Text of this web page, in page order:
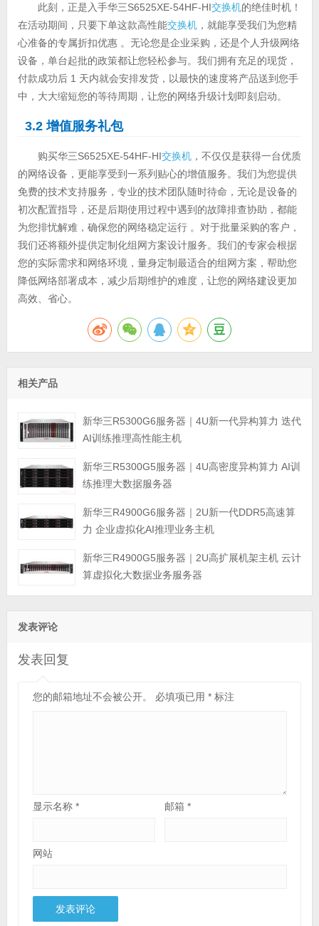
此刻，正是入手华三S6525XE-54HF-HI交换机的绝佳时机！
在活动期间，只要下单这款高性能交换机，就能享受我们为您精
心准备的专属折扣优惠 。无论您是企业采购，还是个人升级网络
设备，单台起批的政策都让您轻松参与。我们拥有充足的现货，
付款成功后 1 天内就会安排发货，以最快的速度将产品送到您手
中，大大缩短您的等待周期，让您的网络升级计划即刻启动。
3.2 增值服务礼包
购买华三S6525XE-54HF-HI交换机，不仅仅是获得一台优质
的网络设备，更能享受到一系列贴心的增值服务。我们为您提供
免费的技术支持服务，专业的技术团队随时待命，无论是设备的
初次配置指导，还是后期使用过程中遇到的故障排查协助，都能
为您排忧解难，确保您的网络稳定运行 。对于批量采购的客户，
我们还将额外提供定制化组网方案设计服务。我们的专家会根据
您的实际需求和网络环境，量身定制最适合的组网方案，帮助您
降低网络部署成本，减少后期维护的难度，让您的网络建设更加
高效、省心。
相关产品
新华三R5300G6服务器｜4U新一代异构算力 迭代
AI训练推理高性能主机
新华三R5300G5服务器｜4U高密度异构算力 AI训
练推理大数据服务器
新华三R4900G6服务器｜2U新一代DDR5高速算
力 企业虚拟化AI推理业务主机
新华三R4900G5服务器｜2U高扩展机架主机 云计
算虚拟化大数据业务服务器
发表评论
发表回复
您的邮箱地址不会被公开。 必填项已用 *标注
显示名称 * 邮箱*
网站